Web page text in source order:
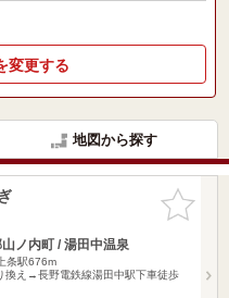
変更する
地図から探す
お気に入
りに追加
ノ内町 / 湯田中温泉
上条駅676m
換え→長野電鉄線湯田中駅下車徒歩